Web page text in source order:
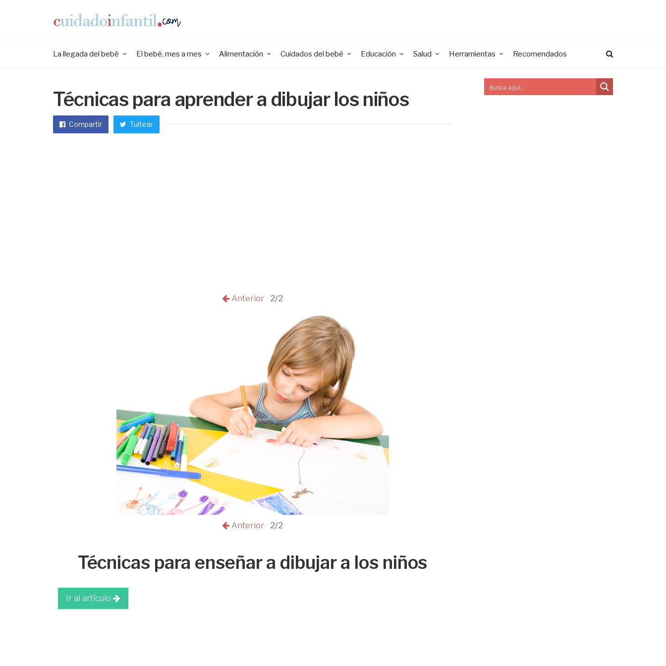
La llegada del bebé El bebé, mes a mes Alimentación Cuidados del bebé Educación Salud Herramientas Recomendados
Técnicas para aprender a dibujar los niños
Compartir Tuitear
Anterior 2/2
Anterior 2/2
Técnicas para enseñar a dibujar a los niños
Ir al artículo